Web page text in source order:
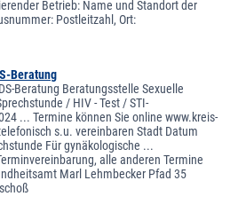
Betrieb: Name und Standort der
Postleitzahl, Ort:
Beratung
Beratung Beratungsstelle Sexuelle
/ HIV - Test / STI-
... Termine können Sie online www.kreis-
s.u. vereinbaren Stadt Datum
Für gynäkologische ...
alle anderen Termine
Marl Lehmbecker Pfad 35